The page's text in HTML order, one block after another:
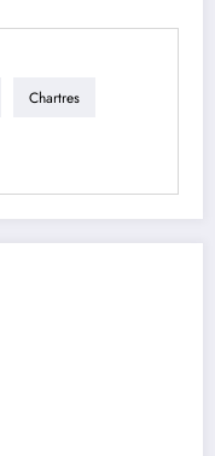
Chartres